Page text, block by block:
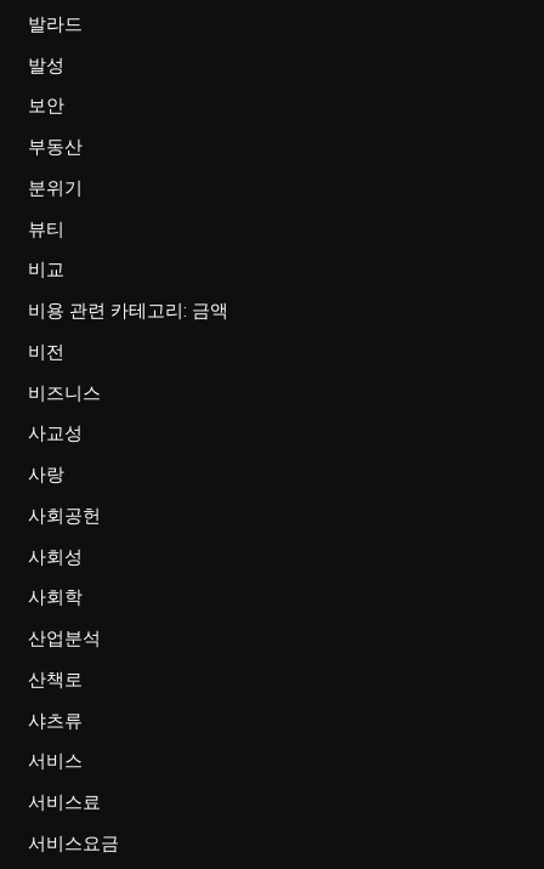
발라드
발성
보안
부동산
분위기
뷰티
비교
비용 관련 카테고리: 금액
비전
비즈니스
사교성
사랑
사회공헌
사회성
사회학
산업분석
산책로
샤츠류
서비스
서비스료
서비스요금